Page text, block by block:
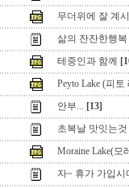
무더위에 잘 계
삶의 잔잔한행복
테중인과 함께
Peyto Lake (피토
안부... [13]
초복날 맛잇는
Moraine Lake(모
자~ 휴가 가입시